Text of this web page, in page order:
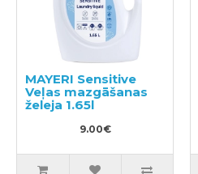
MAYERI Sensitive
Veļas mazgāšanas
želeja 1.65l
9.00€